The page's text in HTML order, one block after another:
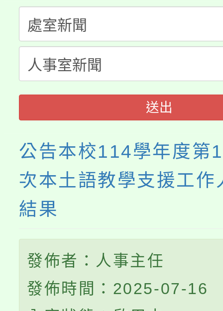
生本土語及新住民語歌
公告本校115學年度第
代理(課)教師甄選結果(
公告本校115學年度第
代理(課)教師甄選結果(
轉知中國文化大學推廣
程，歡迎學生輔導中心
心理、諮商輔導、社會
系所師生報名參加。
送出
公告本校114學年度第
次本土語教學支援工作
結果
發佈者：人事主任
發佈時間：2025-07-16